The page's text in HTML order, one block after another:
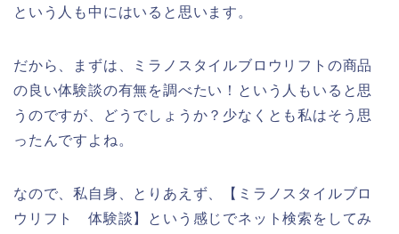
という人も中にはいると思います。
だから、まずは、ミラノスタイルブロウリフトの商品
の良い体験談の有無を調べたい！という人もいると思
うのですが、どうでしょうか？少なくとも私はそう思
ったんですよね。
なので、私自身、とりあえず、【ミラノスタイルブロ
ウリフト 体験談】という感じでネット検索をしてみ